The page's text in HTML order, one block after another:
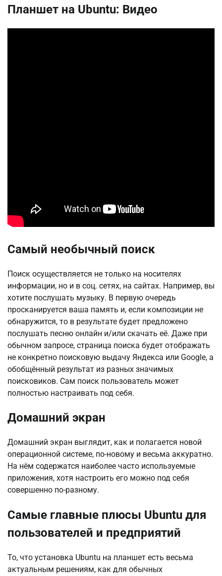
Планшет на Ubuntu: Видео
Самый необычный поиск
Поиск осуществляется не только на носителях
информации, но и в соц. сетях, на сайтах. Например, вы
хотите послушать музыку. В первую очередь
просканируется ваша память и, если композиции не
обнаружится, то в результате будет предложено
послушать песню онлайн и/или скачать её. Даже при
обычном запросе, страница поиска будет отображать
не конкретно поисковую выдачу Яндекса или Google, а
обобщённый результат из разных значимых
поисковиков. Сам поиск пользователь может
полностью настраивать под себя.
Домашний экран
Домашний экран выглядит, как и полагается новой
операционной системе, по-новому и весьма аккуратно.
На нём содержатся наиболее часто используемые
приложения, хотя настроить его можно под себя
совершенно по-разному.
Самые главные плюсы Ubuntu для
пользователей и предприятий
То, что установка Ubuntu на планшет есть весьма
актуальным решениям, как для обычных